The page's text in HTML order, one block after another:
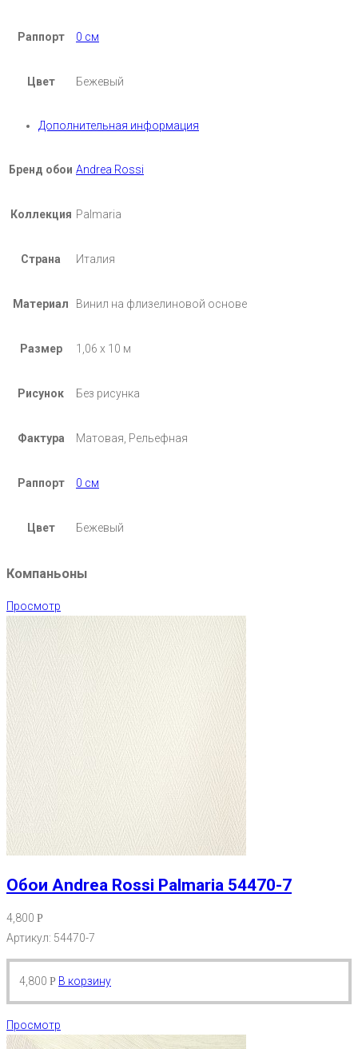
Раппорт 0 см
Цвет Бежевый
Дополнительная информация
Бренд обои Andrea Rossi
Коллекция Palmaria
Страна Италия
Материал Винил на флизелиновой основе
Размер 1,06 х 10 м
Рисунок Без рисунка
Фактура Матовая, Рельефная
Раппорт 0 см
Цвет Бежевый
Компаньоны
Просмотр
Обои Andrea Rossi Palmaria 54470-7
4,800 Р
Артикул: 54470-7
4,800 Р В корзину
Просмотр